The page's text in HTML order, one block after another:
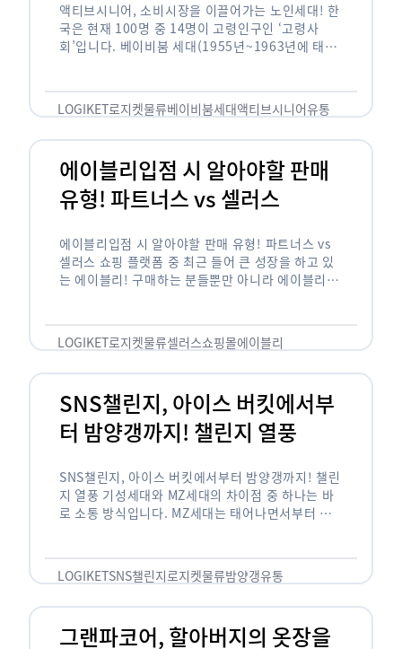
액티브시니어, 소비시장을 이끌어가는 노인세대! 한
국은 현재 100명 중 14명이 고령인구인 ‘고령사
회’입니다. 베이비붐 세대(1955년~1963년에 태어
오고 있습니다. 하지만 사회가 늙어가는 …
LOGIKET로지켓물류베이비붐세대액티브시니어유통
에이블리입점 시 알아야할 판매
유형! 파트너스 vs 셀러스
에이블리입점 시 알아야할 판매 유형! 파트너스 vs
셀러스 쇼핑 플랫폼 중 최근 들어 큰 성장을 하고 있
는 에이블리! 구매하는 분들뿐만 아니라 에이블리에
LOGIKET로지켓물류셀러스쇼핑몰에이블리
SNS챌린지, 아이스 버킷에서부
터 밤양갱까지! 챌린지 열풍
SNS챌린지, 아이스 버킷에서부터 밤양갱까지! 챌린
지 열풍 기성세대와 MZ세대의 차이점 중 하나는 바
로 소통 방식입니다. MZ세대는 태어나면서부터 디
도 능숙한 …
LOGIKETSNS챌린지로지켓물류밤양갱유통
그랜파코어, 할아버지의 옷장을